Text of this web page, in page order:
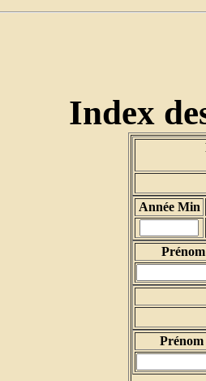
Index
Année Min
Prénom